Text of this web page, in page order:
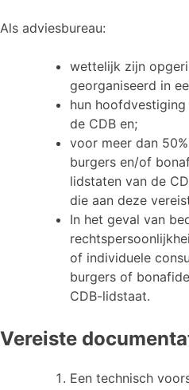
Als adviesbureau:
wettelijk zijn
georganiseerd in
hun
de CDB en;
voor meer dan
burgers en/of
lidstaten van de
die aan deze
In het geval van
of individuele
burgers of
CDB-lidstaat.
Vereiste
Een technisch